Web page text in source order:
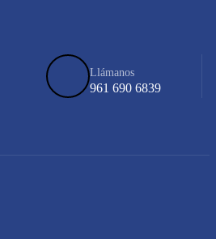
Llámanos
961 690 6839